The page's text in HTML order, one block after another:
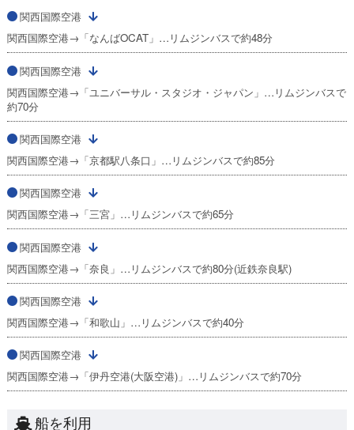
関西国際空港
関西国際空港→「なんばOCAT」…リムジンバスで約48分
関西国際空港
関西国際空港→「ユニバーサル・スタジオ・ジャパン」…リムジンバスで
約70分
関西国際空港
関西国際空港→「京都駅八条口」…リムジンバスで約85分
関西国際空港
関西国際空港→「三宮」…リムジンバスで約65分
関西国際空港
関西国際空港→「奈良」…リムジンバスで約80分(近鉄奈良駅)
関西国際空港
関西国際空港→「和歌山」…リムジンバスで約40分
関西国際空港
関西国際空港→「伊丹空港(大阪空港)」…リムジンバスで約70分
船を利用